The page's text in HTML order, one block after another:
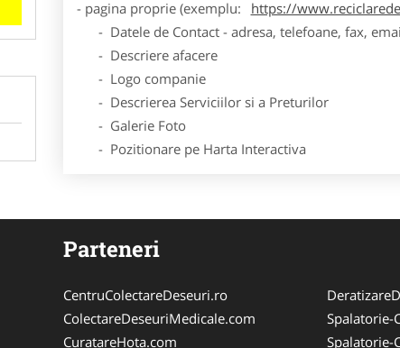
- pagina proprie (exemplu:
https://
- Datele de Contact - adresa, telefoane, fax,
- Descriere afacere
- Logo companie
- Descrierea Serviciilor si a Preturilor
- Galerie Foto
- Pozitionare pe Harta Interactiva
Parteneri
CentruColectareDeseuri.ro
ColectareDeseuriMedicale.com
CuratareHota.com
Spalatorie-
Spalatorie-